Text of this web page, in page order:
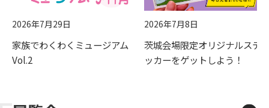
2026年7月29日
家族でわくわくミュージアム
Vol.2
2026年7月8日
茨城会場限定オリジナルステ
ッカーをゲットしよう！